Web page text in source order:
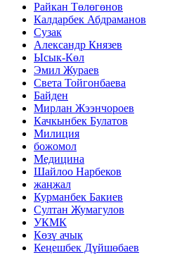
Райкан Төлөгөнов
Калдарбек Абдраманов
Сузак
Александр Князев
Ысык-Көл
Эмил Жураев
Света Тойгонбаева
Байден
Мирлан Жээнчороев
Качкынбек Булатов
Милиция
божомол
Медицина
Шайлоо Нарбеков
жаңжал
Курманбек Бакиев
Султан Жумагулов
УКМК
Көзү ачык
Кеңешбек Дүйшөбаев